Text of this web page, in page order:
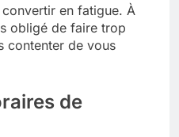
en fatigue. À
obligé de faire trop
contenter de vous
de